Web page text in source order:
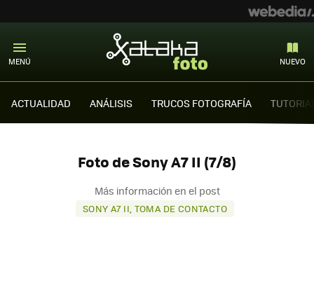
MENÚ NUEVO
ACTUALIDAD ANÁLISIS TRUCOS FOTOGRAFÍA
Foto de Sony A7 II (7/8)
Más información en el post
SONY A7 II, TOMA DE CONTACTO